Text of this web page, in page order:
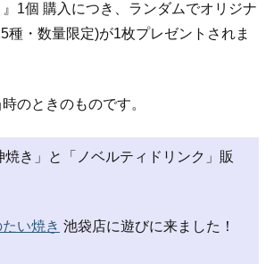
1個 購入につき、ランダムでオリジナ
種・数量限定)が1枚プレゼントされま
のときのものです。
焼き」と「ノベルティドリンク」販
い焼き 池袋店に遊びに来ました！